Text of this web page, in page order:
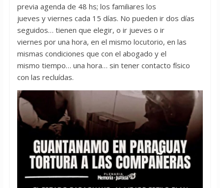
previa agenda de 48 hs; los familiares los
jueves y viernes cada 15 días. No pueden ir dos días
seguidos… tienen que elegir, o ir jueves o ir
viernes por una hora, en el mismo locutorio, en las
mismas condiciones que con el abogado y el
mismo tiempo… una hora… sin tener contacto físico
con las recluídas.